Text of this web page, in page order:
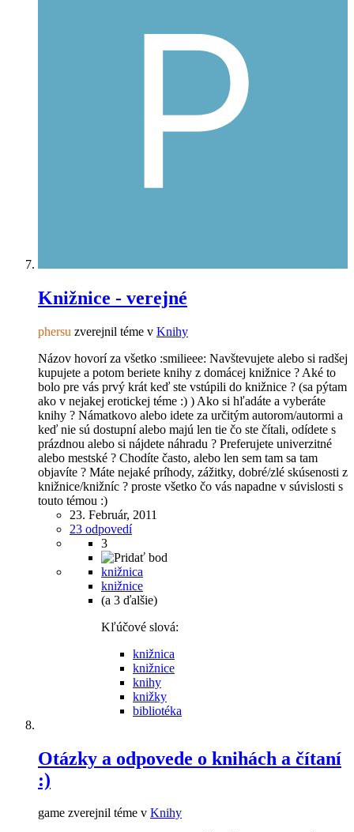
Knižnice - verejné
phersu zverejnil téme v Knihy
Názov hovorí za všetko :smilieee: Navštevujete alebo si radšej
kupujete a potom beriete knihy z domácej knižnice ? Aké to
bolo pre vás prvý krát keď ste vstúpili do knižnice ? (sa pýtam
ako v nejakej erotickej téme :) ) Ako si hľadáte a vyberáte
knihy ? Námatkovo alebo idete za určitým autorom/autormi a
keď nie sú dostupní alebo majú len tie čo ste čítali, odídete s
prázdnou alebo si nájdete náhradu ? Preferujete univerzitné
alebo mestské ? Chodíte často, alebo len sem tam sa tam
objavíte ? Máte nejaké príhody, zážitky, dobré/zlé skúsenosti z
knižnice/knižníc ? proste všetko čo vás napadne v súvislosti s
touto témou :)
23. Február, 2011
23 odpovedí
3
knižnica
knižnice
(a 3 ďalšie)
Kľúčové slová:
knižnica
knižnice
knihy
knižky
bibliotéka
Otázky a odpovede o knihách a čítaní
:)
game zverejnil téme v Knihy